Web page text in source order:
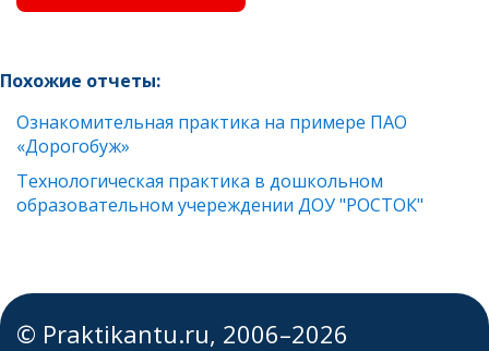
Похожие отчеты:
Ознакомительная практика на примере ПАО
«Дорогобуж»
Технологическая практика в дошкольном
образовательном учереждении ДОУ "РОСТОК"
© Praktikantu.ru, 2006–2026